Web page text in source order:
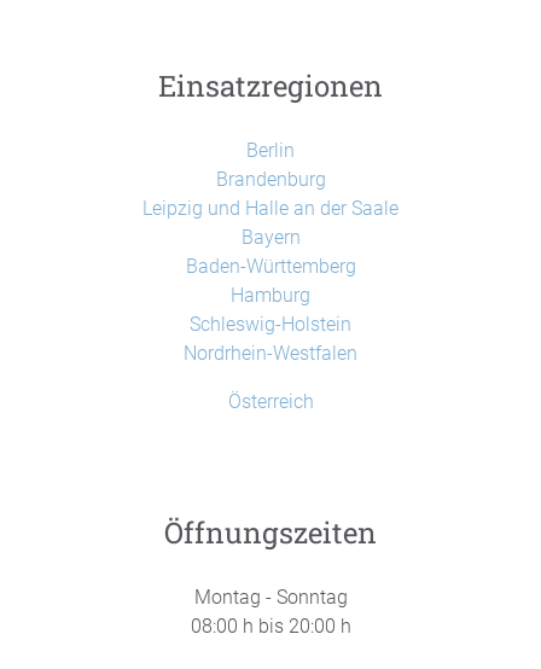
Einsatzregionen
Berlin
Brandenburg
Leipzig und Halle an der Saale
Bayern
Baden-Württemberg
Hamburg
Schleswig-Holstein
Nordrhein-Westfalen
Österreich
Öffnungszeiten
Montag - Sonntag
08:00 h bis 20:00 h